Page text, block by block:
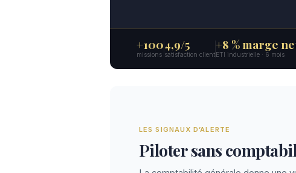
+100
missions
4,9/5
satisfaction client
+8 % marge
ETI industrielle · 6 mois
LES SIGNAUX D’ALERTE
Piloter sans